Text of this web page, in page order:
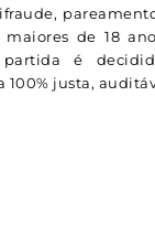
maiores de 18
é
100% justa,